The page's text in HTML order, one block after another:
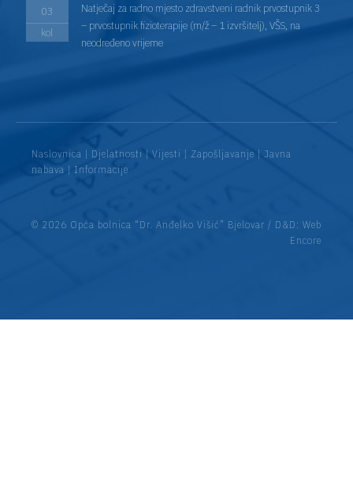
03
kol
Natječaj za radno mjesto zdravstveni radnik prvostupnik 3
– prvostupnik fizioterapije (m/ž – 1 izvršitelj), VŠS, na
neodređeno vrijeme
Naslovnica | Djelatnosti | Vijesti | Zapošljavanje | Javna
nabava | Informacije
© 2026 Opća bolnica “Dr. Anđelko Višić” Bjelovar / D&D: Web
Encore